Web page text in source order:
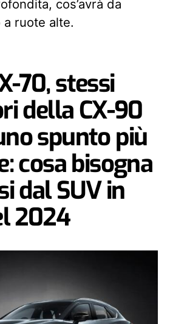
cos’avrà da
ruote alte.
70, stessi
della CX-90
spunto più
cosa bisogna
dal SUV in
2024